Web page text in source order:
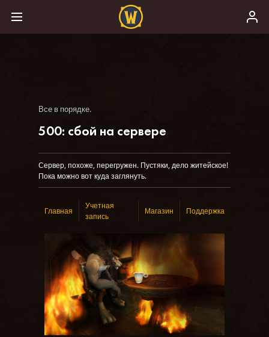
Все в порядке.
500: сбой на сервере
Сервер, похоже, перегружен. Пустяки, дело житейское!
Пока можно вот куда заглянуть.
Главная
Учетная
запись
Магазин Поддержка